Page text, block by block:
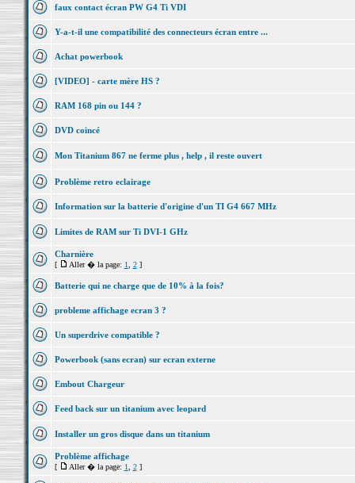
faux contact écran PW G4 Ti VDI
Y-a-t-il une compatibilité des connecteurs écran entre ...
Achat powerbook
[VIDEO] - carte mère HS ?
RAM 168 pin ou 144 ?
DVD coincé
Mon Titanium 867 ne ferme plus , help , il reste ouvert
Problème retro eclairage
Information sur la batterie d'origine d'un TI G4 667 MHz
Limites de RAM sur Ti DVI-1 GHz
Charnière
[ Aller � la page: 1 2]
Batterie qui ne charge que de 10% à la fois?
probleme affichage ecran 3 ?
Un superdrive compatible ?
Powerbook (sans ecran) sur ecran externe
Embout Chargeur
Feed back sur un titanium avec leopard
Installer un gros disque dans un titanium
Problème affichage
[ Aller � la page: 1 2]